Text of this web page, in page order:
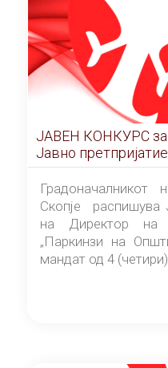
ЈАВЕН КОНКУРС за избор на Директор на
Јавно претпријатие „Паркинзи на Општина
Центар“ – Скопје
Скопје распишува
на Директор на
„Паркинзи на
мандат од 4